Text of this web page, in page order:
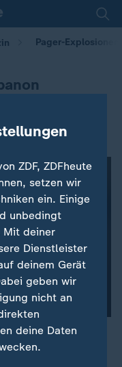
Pager-
gibt es nach
Für die Hisbollah
ZDF, ZDFheute
setzen wir
ein. Einige
unbedingt
Mit deiner
Dienstleister
deinem Gerät
geben wir
nicht an
deine Daten